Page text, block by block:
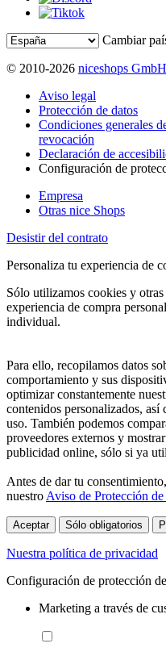
Cambiar
© 2010-2026 niceshops GmbH
Aviso legal
Protección de datos
Condiciones generales
revocación
Declaración de
Configuración de
Empresa
Otras nice Shops
Desistir del contrato
Personaliza tu experiencia de
Sólo utilizamos cookies y
experiencia de compra
individual.
Para ello, recopilamos datos
comportamiento y sus
optimizar constantemente
contenidos personalizados, así
uso. También podemos
proveedores externos y
publicidad online, sólo si ya
Antes de dar tu
nuestro Aviso de Protección
Aceptar Sólo obligatorios
Nuestra política de privacidad
Configuración de protección
Marketing a través de